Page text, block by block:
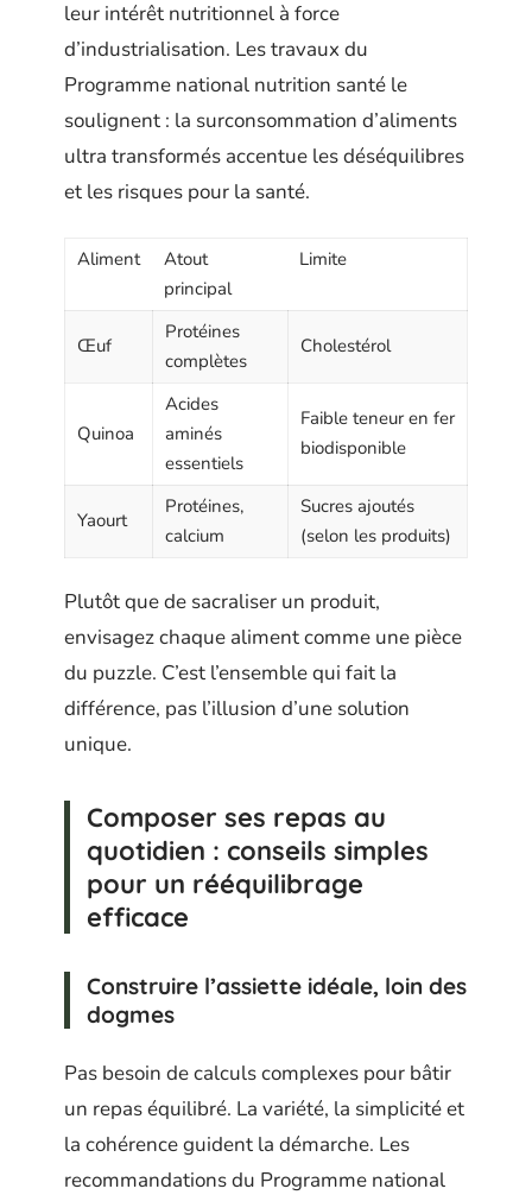
leur intérêt nutritionnel à force
d’industrialisation. Les travaux du
Programme national nutrition santé le
soulignent : la surconsommation d’aliments
ultra transformés accentue les déséquilibres
et les risques pour la santé.
Aliment
Atout
principal
Limite
Œuf
Protéines
complètes
Cholestérol
Quinoa
Acides
aminés
essentiels
Faible teneur en fer
biodisponible
Yaourt
Protéines,
calcium
Sucres ajoutés
(selon les produits)
Plutôt que de sacraliser un produit,
envisagez chaque aliment comme une pièce
du puzzle. C’est l’ensemble qui fait la
différence, pas l’illusion d’une solution
unique.
Composer ses repas au
quotidien : conseils simples
pour un rééquilibrage
efficace
Construire l’assiette idéale, loin des
dogmes
Pas besoin de calculs complexes pour bâtir
un repas équilibré. La variété, la simplicité et
la cohérence guident la démarche. Les
recommandations du Programme national